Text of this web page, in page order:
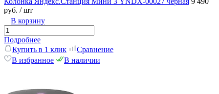
руб. / шт
В корзину
Подробнее
Купить в 1 клик
Сравнение
В избранное
В наличии